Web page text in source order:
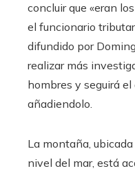
concluir que «eran
el funcionario
difundido por
realizar más
hombres y seguirá
añadiendolo.
La montaña,
nivel del mar, está